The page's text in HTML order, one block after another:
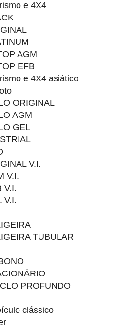
e 4X4
AGM
EFB
e 4X4 asiático
ORIGINAL
AGM
GEL
V.I.
V.I.
V.I.
V.I.
TUBULAR
PROFUNDO
clássico